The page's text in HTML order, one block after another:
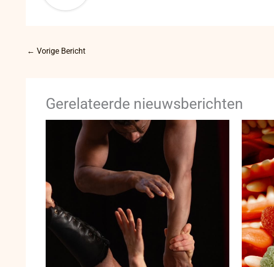
← Vorige Bericht
Gerelateerde nieuwsberichten